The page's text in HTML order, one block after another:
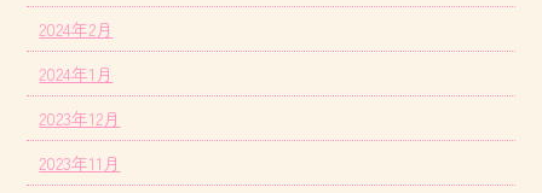
2024年2月
2024年1月
2023年12月
2023年11月